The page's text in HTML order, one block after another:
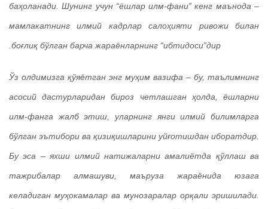
баҳоланади. Шунинг учун “ёшлар илм-фани” кенг маънода –
мамлакатнинг илмий кадрлар салоҳияти ривожи билан
боғлиқ бўлган барча жараёнларнинг “ибтидоси”дир.
Ўз олдимизга қўяётган энг муҳим вазифа – бу, таълимнинг
асосий дастурларидан бироз четлашган ҳолда, ёшларни
илм-фанга жалб этиш, уларнинг янги илмий билимларга
бўлган эътибори ва қизиқишларини уйғотишдан иборатдир.
Бу эса – яхши илмий натижаларни амалиётда қўллаш ва
тажрибалар алмашуви, маъруза жараёнида юзага
келадиган муҳокамалар ва мунозаралар орқали эришилади.